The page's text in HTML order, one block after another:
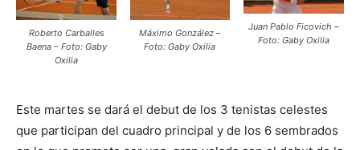
Roberto Carballes
Baena – Foto: Gaby
Oxilia
Máximo González –
Foto: Gaby Oxilia
Juan Pablo Ficovich –
Foto: Gaby Oxilia
Este martes se dará el debut de los 3 tenistas celestes
que participan del cuadro principal y de los 6 sembrados